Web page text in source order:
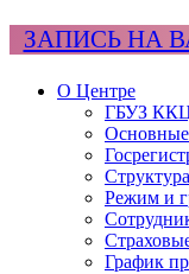
ЗАПИСЬ НА
О Центре
ГБУЗ
Основные
Режим и
График